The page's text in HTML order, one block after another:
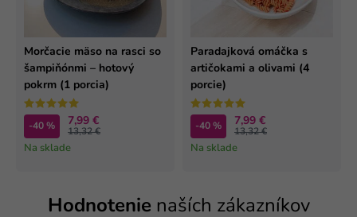
Morčacie mäso na rasci so
šampiňónmi – hotový
pokrm (1 porcia)
-40 % 7,99 €
13,32 €
Na sklade
Paradajková omáčka s
artičokami a olivami (4
porcie)
-40 % 7,99 €
13,32 €
Na sklade
Hodnotenie naších zákazníkov